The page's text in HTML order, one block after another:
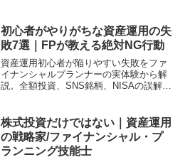
ものがあります。しかし、食べ方を誤る
とデメリットにもつながるため、パイナ
ップルの活かし方を解説。
初心者がやりがちな資産運用の失
敗7選｜FPが教える絶対NG行動
資産運用初心者が陥りやすい失敗をファ
イナンシャルプランナーの実体験から解
説。全額投資、SNS銘柄、NISAの誤解な
りやすく紹介します。
株式投資だけではない｜資産運用
の戦略家/ファイナンシャル・プ
ランニング技能士